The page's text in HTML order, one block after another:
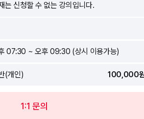
는 신청할 수 없는 강의입니다.
07:30 ~ 오후 09:30 (상시 이용가능)
(개인) 100,000
1:1 문의